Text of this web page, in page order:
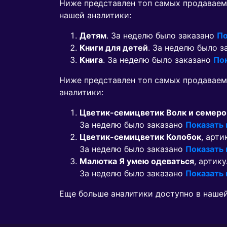
Ниже представлен топ самых
нашей аналитики:
Детям. За неделю было заказано
Книги для детей. За неделю было
Книга. За неделю было заказано
Ниже представлен топ самых
аналитики:
Цветик-семицветик Волк и семеро
За неделю было заказано Показать
Цветик-семицветик Колобок,
За неделю было заказано Показать
Малютка Я умею одеваться,
За неделю было заказано Показать
Еще больше аналитики доступно в